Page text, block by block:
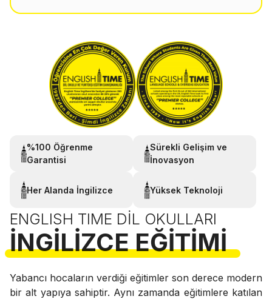
%100 Öğrenme
Garantisi
Sürekli Gelişim ve
İnovasyon
Her Alanda İngilizce Yüksek Teknoloji
ENGLISH TIME DIL OKULLARI
İNGILIZCE EĞITIMI
Yabancı hocaların verdiği eğitimler son derece modern
bir alt yapıya sahiptir. Aynı zamanda eğitimlere katılan